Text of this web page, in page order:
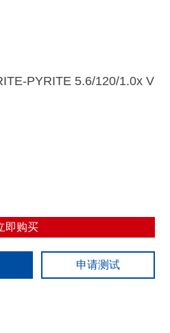
PYRITE 5.6/120/1.0x V
即购买
申请测试